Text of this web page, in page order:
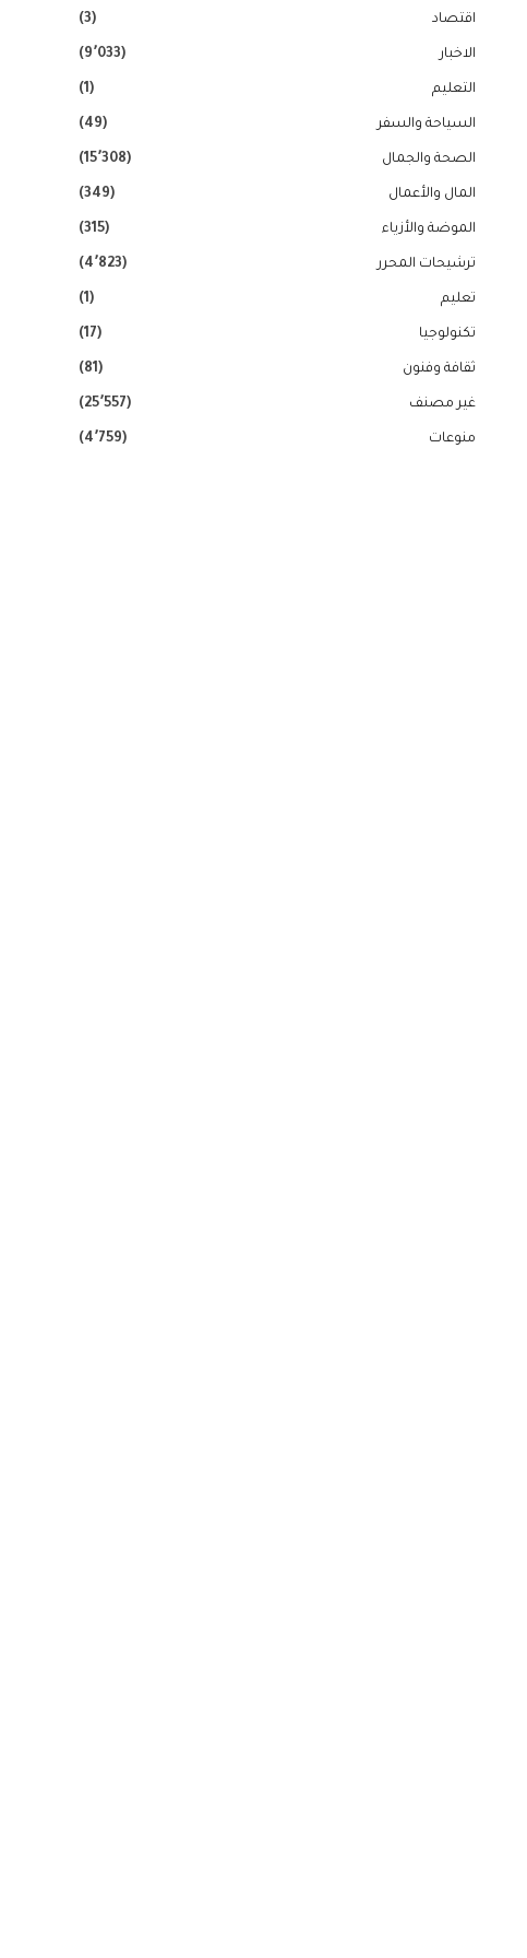
اقتصاد (3)
الاخبار (9٬033)
التعليم (1)
السياحة والسفر (49)
الصحة والجمال (15٬308)
المال والأعمال (349)
الموضة والأزياء (315)
ترشيحات المحرر (4٬823)
تعليم (1)
تكنولوجيا (17)
ثقافة وفنون (81)
غير مصنف (25٬557)
منوعات (4٬759)